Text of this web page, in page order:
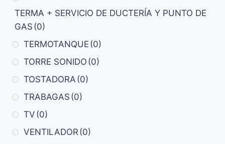
TERMA + SERVICIO DE DUCTERÍA Y PUNTO DE
GAS (0)
TERMOTANQUE (0)
TORRE SONIDO (0)
TOSTADORA (0)
TRABAGAS (0)
TV (0)
VENTILADOR(0)